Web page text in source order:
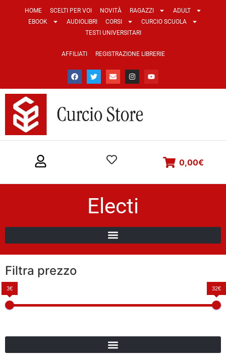
HOME SCELTI PER VOI NOVITÀ RAGAZZI
ADULT
EBOOK
AUDIOLIBRI CORSI
CURCIO SCUOLA
TESTI UNIVERSITARI
AFFILIATI REGISTRAZIONE LIBRERIE
0,00€
Electi
Filtra prezzo
3€ 32€